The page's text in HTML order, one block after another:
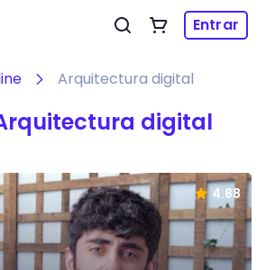
Entrar
Arquitectura digital
digital
4.88